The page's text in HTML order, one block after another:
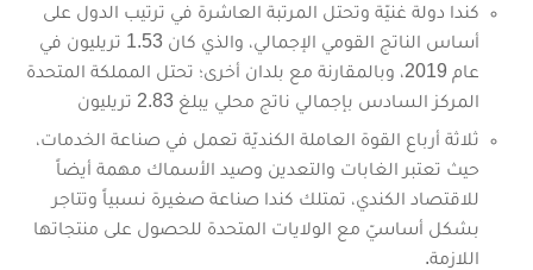
كندا دولة غنيّة وتحتل المرتبة العاشرة في ترتيب الدول على
أساس الناتج القومي الإجمالي، والذي كان 1.53 تريليون في
عام 2019، وبالمقارنة مع بلدان أخرى؛ تحتل المملكة المتحدة
المركز السادس بإجمالي ناتج محلي يبلغ 2.83 تريليون
ثلاثة أرباع القوة العاملة الكنديّة تعمل في صناعة الخدمات،
حيث تعتبر الغابات والتعدين وصيد الأسماك مهمة أيضاً
للاقتصاد الكندي، تمتلك كندا صناعة صغيرة نسبياً وتتاجر
بشكل أساسيّ مع الولايات المتحدة للحصول على منتجاتها
اللازمة.